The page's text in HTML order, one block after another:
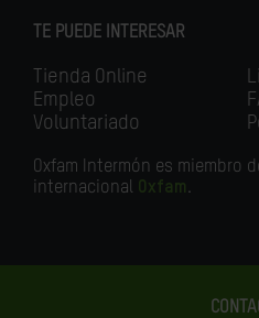
TE PUEDE INTERESAR
Tienda Online
Empleo
Voluntariado
Oxfam Intermón es miembro
internacional Oxfam.